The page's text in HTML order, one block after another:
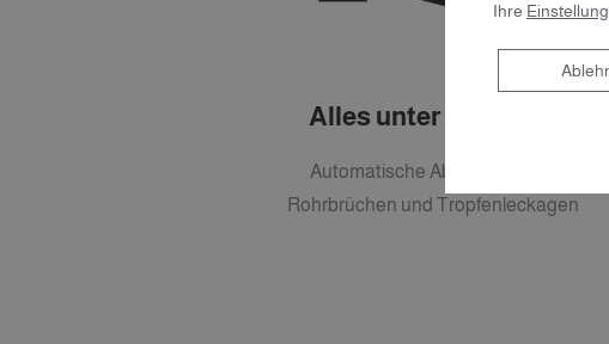
Alles unter Kontrolle
Automatische Absperrung bei
Rohrbrüchen und Tropfenleckagen
Ihre